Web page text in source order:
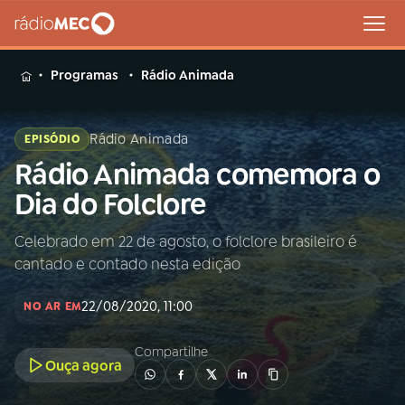
MENU
Buscar
na
Rádio
MEC
Buscar
Início AO VIVO
INÍCIO
Programas Rádio Animada
EPISÓDIO Rádio Animada
Rádio Animada comemora o
Dia do Folclore
Celebrado em 22 de agosto, o folclore brasileiro é
cantado e contado nesta edição
NO AR EM22/08/2020, 11:00
Ouça agora
Compartilhe